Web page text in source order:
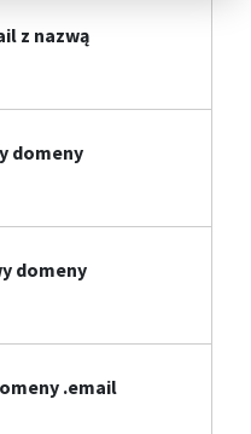
z nazwą
domeny
domeny
.email